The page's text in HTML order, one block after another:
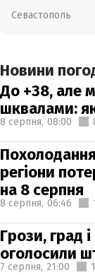
Севастополь
Новини
До +38, але
шквалами:
8 серпня, 08:00
регіони
на 8 серпня
8 серпня, 06:46
Грози, град
оголосили
7 серпня, 21:00